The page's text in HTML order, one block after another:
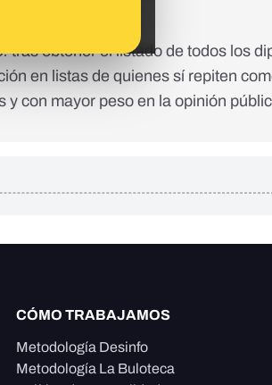
cada provincia).
tras obtener el listado de todos los
en listas de quienes sí repiten
con mayor peso en la opinión
CÓMO TRABAJAMOS
Metodología Desinfo
Metodología La Buloteca